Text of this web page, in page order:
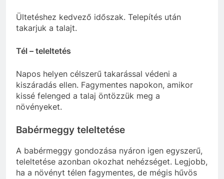
Ültetéshez kedvező időszak. Telepítés után
takarjuk a talajt.
Tél – teleltetés
Napos helyen célszerű takarással védeni a
kiszáradás ellen. Fagymentes napokon, amikor
kissé felenged a talaj öntözzük meg a
növényeket.
Babérmeggy teleltetése
A babérmeggy gondozása nyáron igen egyszerű,
teleltetése azonban okozhat nehézséget. Legjobb,
ha a növényt télen fagymentes, de mégis hűvös